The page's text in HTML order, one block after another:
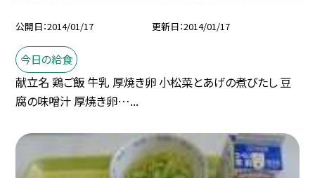
公開日 2014/01/17 更新日 2014/01/17
今日の給食
献立名 鶏ご飯 牛乳 厚焼き卵 小松菜とあげの煮びたし 豆
腐の味噌汁 厚焼き卵…...